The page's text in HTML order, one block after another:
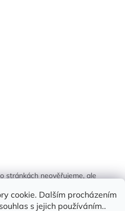
cookie. Dalším procházením
s jejich používáním..
stránkách neověřujeme, ale